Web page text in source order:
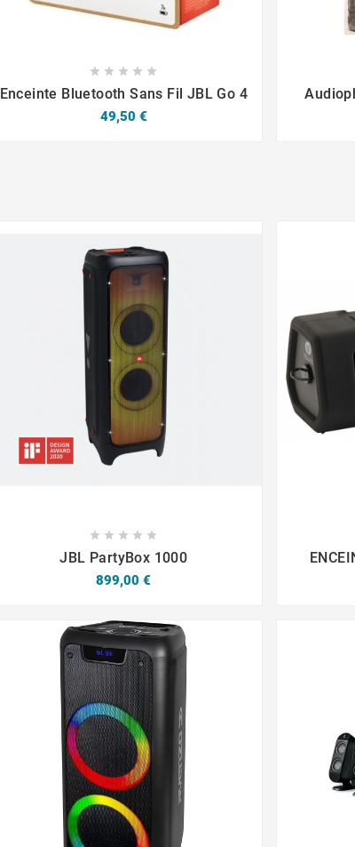
 
    
Enceinte Bluetooth Sans Fil JBL Go 4
Prix
49,50 €
 
    
JBL PartyBox 1000
Prix
899,00 €